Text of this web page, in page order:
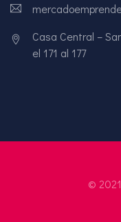
Casa Central –
el 171 al 177
©